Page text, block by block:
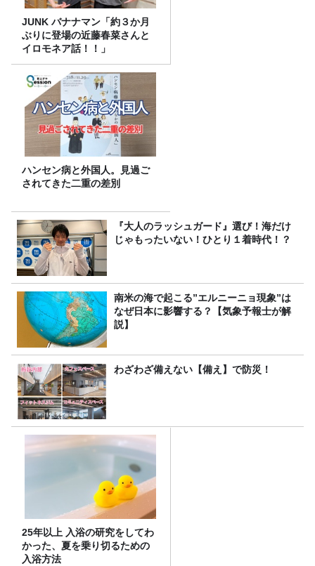
JUNK バナナマン「約３か月
ぶりに登場の近藤春菜さんと
イロモネア話！！」
ハンセン病と外国人。見過ご
されてきた二重の差別
『大人のラッシュガード』選び！海だけ
じゃもったいない！ひとり１着時代！？
南米の海で起こる”エルニーニョ現象”は
なぜ日本に影響する？【気象予報士が解
説】
わざわざ備えない【備え】で防災！
25年以上 入浴の研究をしてわ
かった、夏を乗り切るための
入浴方法